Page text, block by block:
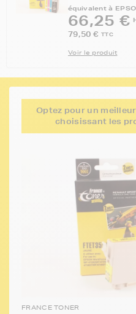
Optez pour un
choisissant les
FRANCE TONER
équivalent à
66,25 €
79,50 € TTC
Voir le produit